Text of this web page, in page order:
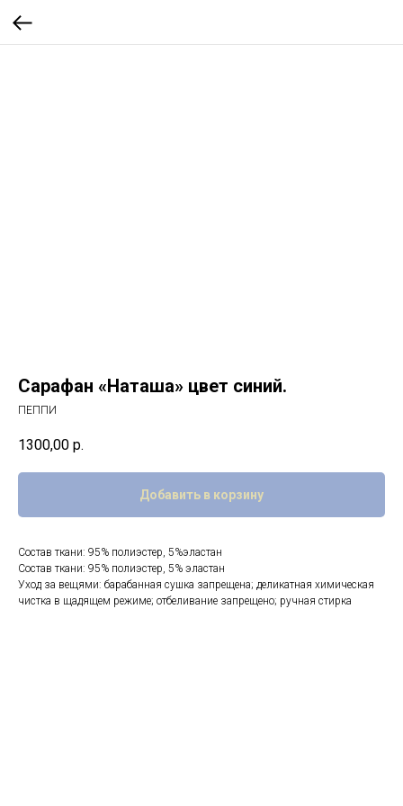
Сарафан «Наташа» цвет синий.
ПЕППИ
1300,00 р.
Добавить в корзину
Состав ткани: 95% полиэстер, 5%эластан
Состав ткани: 95% полиэстер, 5% эластан
Уход за вещями: барабанная сушка запрещена; деликатная химическая
чистка в щадящем режиме; отбеливание запрещено; ручная стирка